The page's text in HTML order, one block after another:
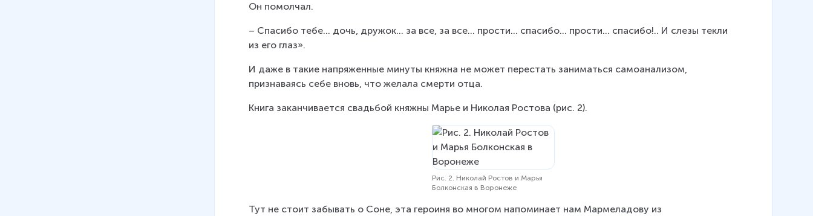
Он помолчал.
– Спасибо тебе... дочь, дружок... за все, за все... прости... спасибо... прости... спасибо!.. И слезы текли
из его глаз».
И даже в такие напряженные минуты княжна не может перестать заниматься самоанализом,
признаваясь себе вновь, что желала смерти отца.
Книга заканчивается свадьбой княжны Марье и Николая Ростова (рис. 2).
Рис. 2. Николай Ростов и Марья
Болконская в Воронеже
Тут не стоит забывать о Соне, эта героиня во многом напоминает нам Мармеладову из